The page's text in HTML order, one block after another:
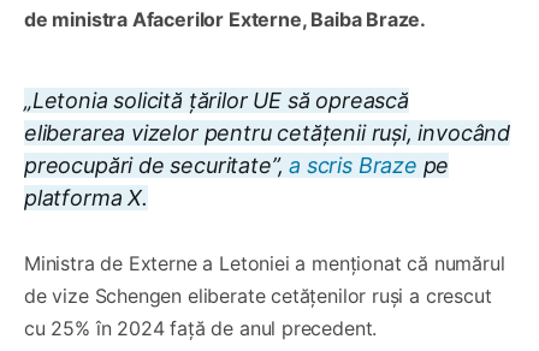
de ministra Afacerilor Externe, Baiba Braze.
„Letonia solicită țărilor UE să oprească
eliberarea vizelor pentru cetățenii ruși, invocând
preocupări de securitate”,a scris Braze pe
platforma X.
Ministra de Externe a Letoniei a menționat că numărul
de vize Schengen eliberate cetățenilor ruși a crescut
cu 25% în 2024 față de anul precedent.